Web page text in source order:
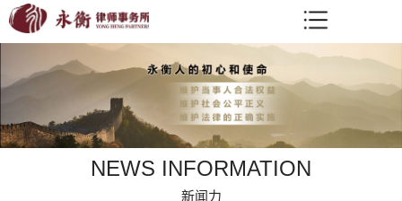
NEWS INFORMATION
新闻力